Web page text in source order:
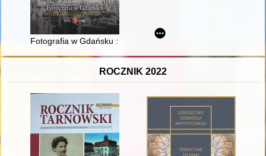
Fotografia w Gdańsku : 1878-1900 = Photography in Danzig
ROCZNIK 2022